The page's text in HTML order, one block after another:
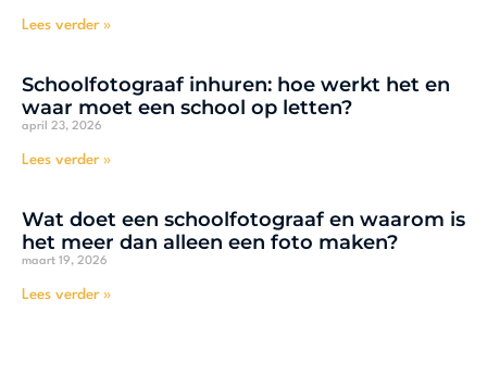
Lees verder »
Schoolfotograaf inhuren: hoe werkt het en
waar moet een school op letten?
april 23, 2026
Lees verder »
Wat doet een schoolfotograaf en waarom is
het meer dan alleen een foto maken?
maart 19, 2026
Lees verder »